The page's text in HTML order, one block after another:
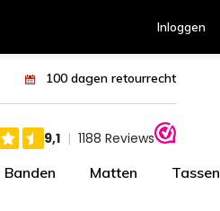
Inloggen
100 dagen retourrecht
Banden Matten Tassen